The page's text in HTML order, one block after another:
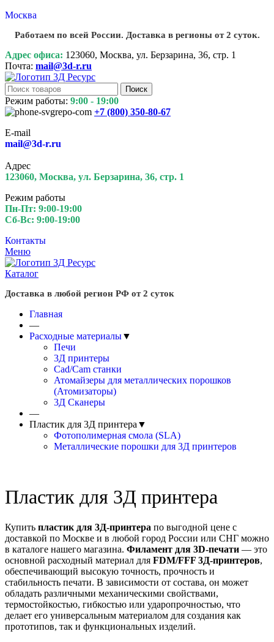
Москва
Работаем по всей России. Доставка в регионы от 2 суток.
Адрес офиса: 123060, Москва, ул. Берзарина, 36, стр. 1
Почта: mail@3d-r.ru
Поиск
Режим работы: 9:00 - 19:00
+7 (800) 350-80-67
E-mail
mail@3d-r.ru
Адрес
123060, Москва, ул. Берзарина, 36, стр. 1
Режим работы
Пн-Пт: 9:00-19:00
Сб-Вс: 9:00-19:00
Контакты
Меню
Каталог
Доставка в любой регион РФ от 2 суток
Главная
—
Расходные материалы▼
Печи
3Д принтеры
Cad/Cam станки
Атомайзеры для металлических порошков
(Атомизаторы)
3Д Сканеры
—
Пластик для 3Д принтера ▼
Фотополимерная смола (SLA)
Металлические порошки для 3Д принтеров
Пластик для 3Д принтера
Купить пластик для 3Д-принтера по выгодной цене с
доставкой по Москве и в любой город России или СНГ можно
в каталоге нашего магазина. Филамент для 3D-печати — это
основной расходный материал для FDM/FFF 3Д-принтеров,
обеспечивающий высокую точность, прочность и
стабильность печати. В зависимости от состава, он может
обладать различными механическими свойствами,
термостойкостью, гибкостью или ударопрочностью, что
делает его универсальным материалом для создания как
прототипов, так и функциональных изделий.